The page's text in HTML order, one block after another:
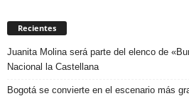
Recientes
Juanita Molina será parte del elenco de
Nacional la Castellana
Bogotá se convierte en el escenario más